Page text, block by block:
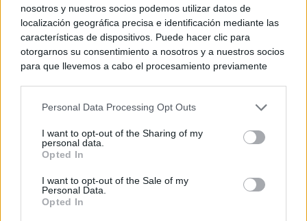
nosotros y nuestros socios podemos utilizar datos de
localización geográfica precisa e identificación mediante las
características de dispositivos. Puede hacer clic para
otorgarnos su consentimiento a nosotros y a nuestros socios
para que llevemos a cabo el procesamiento previamente
negar su consentimiento. Tenga en cuenta que algún
de su consentimiento, pero usted tiene el derecho de
rechazar tal procesamiento. Sus preferencias se aplicarán
cualquier momento entrando de nuevo en este sitio web o
visitando nuestra política de privacidad.
Personal Data Processing Opt Outs
I want to opt-out of the Sharing of my
personal data.
Opted In
I want to opt-out of the Sale of my
Personal Data.
Opted In